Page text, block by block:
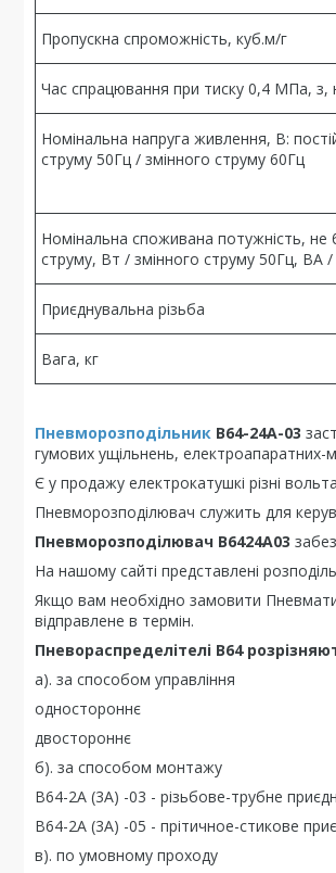
Пропускна спроможність, куб.м/г
Час спрацювання при тиску 0,4 МПа, з,
Номінальна напруга живлення, В:
струму 50Гц / змінного струму 60Гц
Номінальна споживана потужність, не
струму, Вт / змінного струму 50Гц, ВА
Приєднувальна різьба
Вага, кг
Пневморозподільник В64-24А-03
гумових ущільнень, електроапаратних-
Є у продажу електрокатушкі різні
Пневморозподілювач служить для
Пневморозподілювач В6424А03
На нашому сайті представлені
Якщо вам необхідно замовити
відправлене в термін.
Пневораспределітелі В64
а). за способом управління
одностороннє
двостороннє
б). за способом монтажу
В64-2А (3А) -03 - різьбове-трубне
В64-2А (3А) -05 - прітичное-стикове
в). по умовному проходу